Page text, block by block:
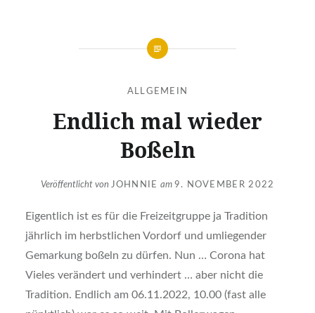
ALLGEMEIN
Endlich mal wieder
Boßeln
Veröffentlicht von JOHNNIE am 9. NOVEMBER 2022
Eigentlich ist es für die Freizeitgruppe ja Tradition
jährlich im herbstlichen Vordorf und umliegender
Gemarkung boßeln zu dürfen. Nun … Corona hat
Vieles verändert und verhindert … aber nicht die
Tradition. Endlich am 06.11.2022, 10.00 (fast alle